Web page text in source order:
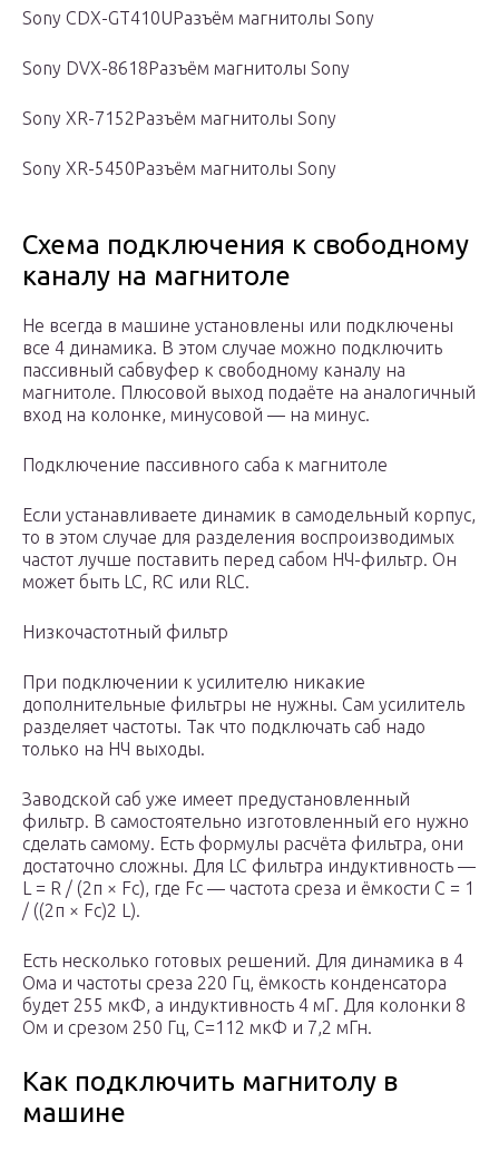
Sony CDX-GT410UРазъём магнитолы Sony
Sony DVX-8618Разъём магнитолы Sony
Sony XR-7152Разъём магнитолы Sony
Sony XR-5450Разъём магнитолы Sony
Схема подключения к свободному
каналу на магнитоле
Не всегда в машине установлены или подключены
все 4 динамика. В этом случае можно подключить
пассивный сабвуфер к свободному каналу на
магнитоле. Плюсовой выход подаёте на аналогичный
вход на колонке, минусовой — на минус.
Подключение пассивного саба к магнитоле
Если устанавливаете динамик в самодельный корпус,
то в этом случае для разделения воспроизводимых
частот лучше поставить перед сабом НЧ-фильтр. Он
может быть LC, RC или RLC.
Низкочастотный фильтр
При подключении к усилителю никакие
дополнительные фильтры не нужны. Сам усилитель
разделяет частоты. Так что подключать саб надо
только на НЧ выходы.
Заводской саб уже имеет предустановленный
фильтр. В самостоятельно изготовленный его нужно
сделать самому. Есть формулы расчёта фильтра, они
достаточно сложны. Для LC фильтра индуктивность —
L = R / (2π × Fc), где Fс — частота среза и ёмкости C = 1
/ ((2π × Fc)2 L).
Есть несколько готовых решений. Для динамика в 4
Ома и частоты среза 220 Гц, ёмкость конденсатора
будет 255 мкФ, а индуктивность 4 мГ. Для колонки 8
Ом и срезом 250 Гц, С=112 мкФ и 7,2 мГн.
Как подключить магнитолу в
машине